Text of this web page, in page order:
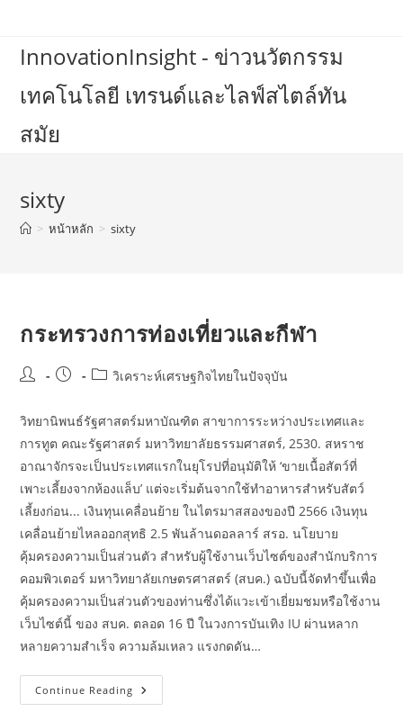
contentInnovationInsight - ข่าวนวัตกรรม
เทคโนโลยี เทรนด์และไลฟ์สไตล์ทัน
สมัย
sixty
> หน้าหลัก > sixty
กระทรวงการท่องเที่ยวและกีฬา
Post
Post
Postวิเคราะห์เศรษฐกิจไทยในปัจจุบัน
วิทยานิพนธ์รัฐศาสตร์มหาบัณฑิต สาขาการระหว่างประเทศและ
การทูต คณะรัฐศาสตร์ มหาวิทยาลัยธรรมศาสตร์, 2530. สหราช
อาณาจักรจะเป็นประเทศแรกในยุโรปที่อนุมัติให้ ‘ขายเนื้อสัตว์ที่
เพาะเลี้ยงจากห้องแล็บ’ แต่จะเริ่มต้นจากใช้ทำอาหารสำหรับสัตว์
เลี้ยงก่อน... เงินทุนเคลื่อนย้าย ในไตรมาสสองของปี 2566 เงินทุน
เคลื่อนย้ายไหลออกสุทธิ 2.5 พันล้านดอลลาร์ สรอ. นโยบาย
คุ้มครองความเป็นส่วนตัว สำหรับผู้ใช้งานเว็บไซต์ของสำนักบริการ
คอมพิวเตอร์ มหาวิทยาลัยเกษตรศาสตร์ (สบค.) ฉบับนี้จัดทำขึ้นเพื่อ
คุ้มครองความเป็นส่วนตัวของท่านซึ่งได้แวะเข้าเยี่ยมชมหรือใช้งาน
เว็บไซต์นี้ ของ สบค. ตลอด 16 ปี ในวงการบันเทิง IU ผ่านหลาก
หลายความสำเร็จ ความล้มเหลว แรงกดดัน…
Continue Reading กระทรวง
การ